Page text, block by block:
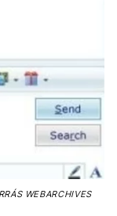
WEBARCHIVES